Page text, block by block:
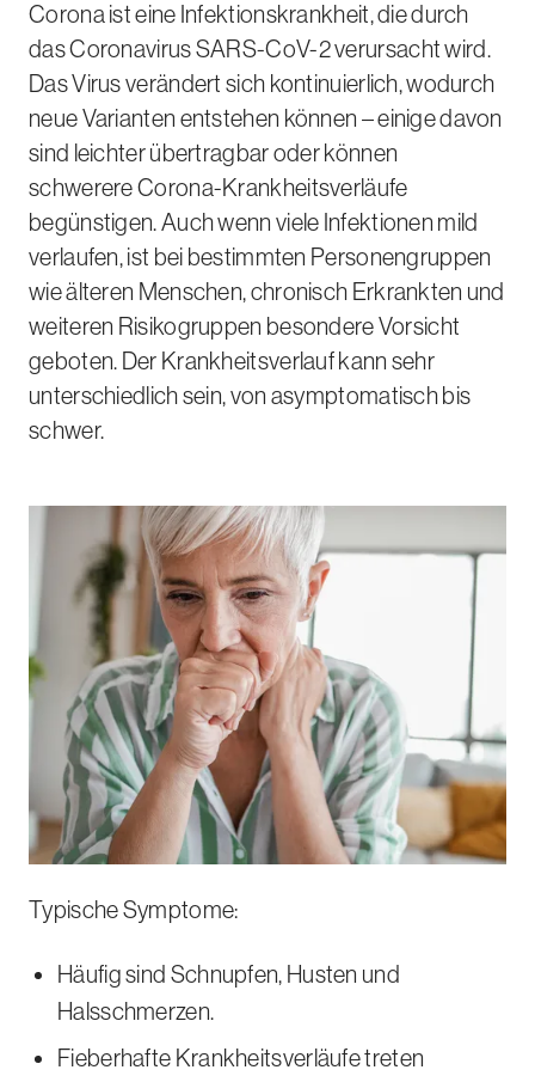
k
r
a
n
k
u
n
g
e
n
p
e
n
Corona ist eine Infektionskrankheit, die durch
das CoronavirusSARS-CoV-2verursacht wird.
Das Virus verändert sich kontinuierlich, wodurch
neue Varianten entstehen können – einige davon
sind leichter übertragbar oder können
schwerere Corona-Krankheitsverläufe
begünstigen. Auch wenn viele Infektionen mild
verlaufen, ist bei bestimmten Personengruppen
wie älteren Menschen, chronisch Erkrankten und
weiteren Risikogruppen besondere Vorsicht
geboten. Der Krankheitsverlauf kann sehr
unterschiedlich sein, von asymptomatisch bis
schwer.
Typische Symptome:
Häufig sind Schnupfen, Husten und
Halsschmerzen.
Fieberhafte Krankheitsverläufe treten